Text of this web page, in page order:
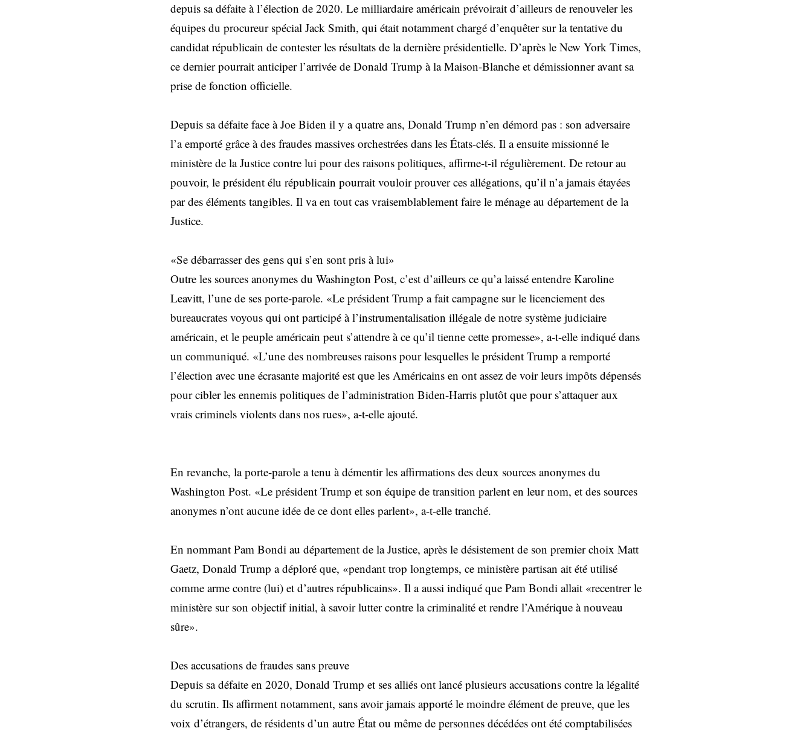
depuis sa défaite à l’élection de 2020. Le milliardaire américain prévoirait d’ailleurs de renouveler les
équipes du procureur spécial Jack Smith, qui était notamment chargé d’enquêter sur la tentative du
candidat républicain de contester les résultats de la dernière présidentielle. D’après le New York Times,
ce dernier pourrait anticiper l’arrivée de Donald Trump à la Maison-Blanche et démissionner avant sa
prise de fonction officielle.
Depuis sa défaite face à Joe Biden il y a quatre ans, Donald Trump n’en démord pas : son adversaire
l’a emporté grâce à des fraudes massives orchestrées dans les États-clés. Il a ensuite missionné le
ministère de la Justice contre lui pour des raisons politiques, affirme-t-il régulièrement. De retour au
pouvoir, le président élu républicain pourrait vouloir prouver ces allégations, qu’il n’a jamais étayées
par des éléments tangibles. Il va en tout cas vraisemblablement faire le ménage au département de la
Justice.
«Se débarrasser des gens qui s’en sont pris à lui»
Outre les sources anonymes du Washington Post, c’est d’ailleurs ce qu’a laissé entendre Karoline
Leavitt, l’une de ses porte-parole. «Le président Trump a fait campagne sur le licenciement des
bureaucrates voyous qui ont participé à l’instrumentalisation illégale de notre système judiciaire
américain, et le peuple américain peut s’attendre à ce qu’il tienne cette promesse», a-t-elle indiqué dans
un communiqué. «L’une des nombreuses raisons pour lesquelles le président Trump a remporté
l’élection avec une écrasante majorité est que les Américains en ont assez de voir leurs impôts dépensés
pour cibler les ennemis politiques de l’administration Biden-Harris plutôt que pour s’attaquer aux
vrais criminels violents dans nos rues», a-t-elle ajouté.
En revanche, la porte-parole a tenu à démentir les affirmations des deux sources anonymes du
Washington Post. «Le président Trump et son équipe de transition parlent en leur nom, et des sources
anonymes n’ont aucune idée de ce dont elles parlent», a-t-elle tranché.
En nommant Pam Bondi au département de la Justice, après le désistement de son premier choix Matt
Gaetz, Donald Trump a déploré que, «pendant trop longtemps, ce ministère partisan ait été utilisé
comme arme contre (lui) et d’autres républicains». Il a aussi indiqué que Pam Bondi allait «recentrer le
ministère sur son objectif initial, à savoir lutter contre la criminalité et rendre l’Amérique à nouveau
sûre».
Des accusations de fraudes sans preuve
Depuis sa défaite en 2020, Donald Trump et ses alliés ont lancé plusieurs accusations contre la légalité
du scrutin. Ils affirment notamment, sans avoir jamais apporté le moindre élément de preuve, que les
voix d’étrangers, de résidents d’un autre État ou même de personnes décédées ont été comptabilisées